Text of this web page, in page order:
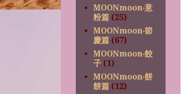
MOONmoon‧意
粉篇 (25)
MOONmoon‧節
慶篇 (67)
MOONmoon‧餃
子 (1)
MOONmoon‧餅
餅篇 (12)